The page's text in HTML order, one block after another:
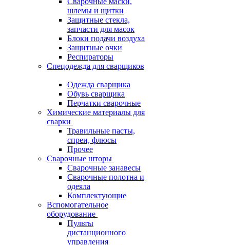
шлемы и щитки
Защитные стекла,
запчасти для масок
Блоки подачи воздуха
Защитные очки
Респираторы
Спецодежда для сварщиков
Одежда сварщика
Обувь сварщика
Перчатки сварочные
Химические материалы для
сварки
Травильные пасты,
спреи, флюсы
Прочее
Сварочные шторы
Сварочные занавесы
Сварочные полотна и
одеяла
Комплектующие
Вспомогательное
оборудование
Пульты
дистанционного
управления